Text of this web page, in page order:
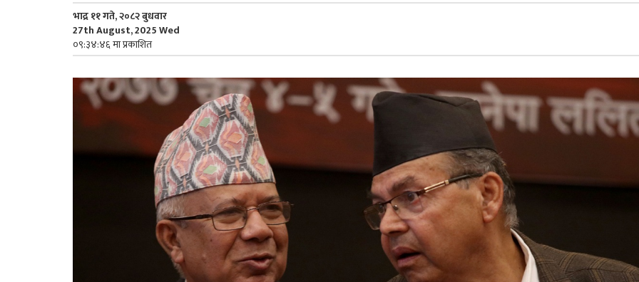
भाद्र ११ गते, २०८२ बुधवार
27th August, 2025 Wed
०९:३४:४६ मा प्रकाशित